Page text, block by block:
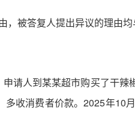
，被答复人提出异议的理由
请人到某某超市购买了干
多收消费者价款。2025年